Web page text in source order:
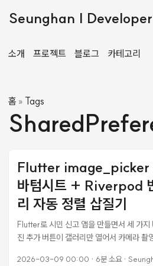
Seunghan | Developer
소개 프로젝트 블로그 카테고리
홈 » Tags
Flutter image_picker
바텀시트 + Riverpod
리 자동 정렬 삽질기
Flutter로 시민 신고 앱을 만들면서 세 가
진 추가 버튼이 갤러리만 열어서 카메라 촬
긴급)이 바뀌어도 버튼 색상이 바뀌지 않아
2026-03-09 00:00 · 6분 소요·